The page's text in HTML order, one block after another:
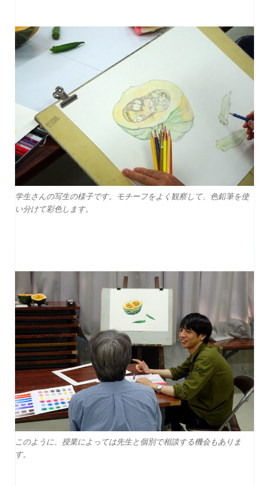
学生さんの写生の様子です。モチーフをよく観察して、色鉛筆を使
い分けて彩色します。
このように、授業によっては先生と個別で相談する機会もありま
す。